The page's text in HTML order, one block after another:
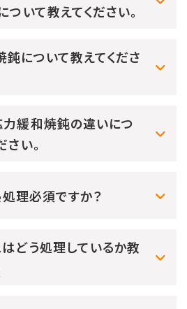
ついて教えてください。
について教えてくださ
緩和焼鈍の違いにつ
さい。
理必須ですか？
どう処理しているか教